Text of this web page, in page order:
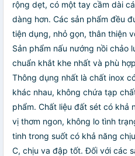
rộng dẹt, có một tay cầm dài
dàng hơn. Các sản phẩm đều
tiện dụng, nhỏ gọn, thân thiện
Sản phẩm nấu nướng nồi chảo
chuẩn khắt khe nhất và phù
Thông dụng nhất là chất inox
khác nhau, không chứa tạp
phẩm. Chất liệu đất sét có khả
vị thơm ngon, không lo tình
tinh trong suốt có khả năng
C, chịu va đập tốt. Đối với các